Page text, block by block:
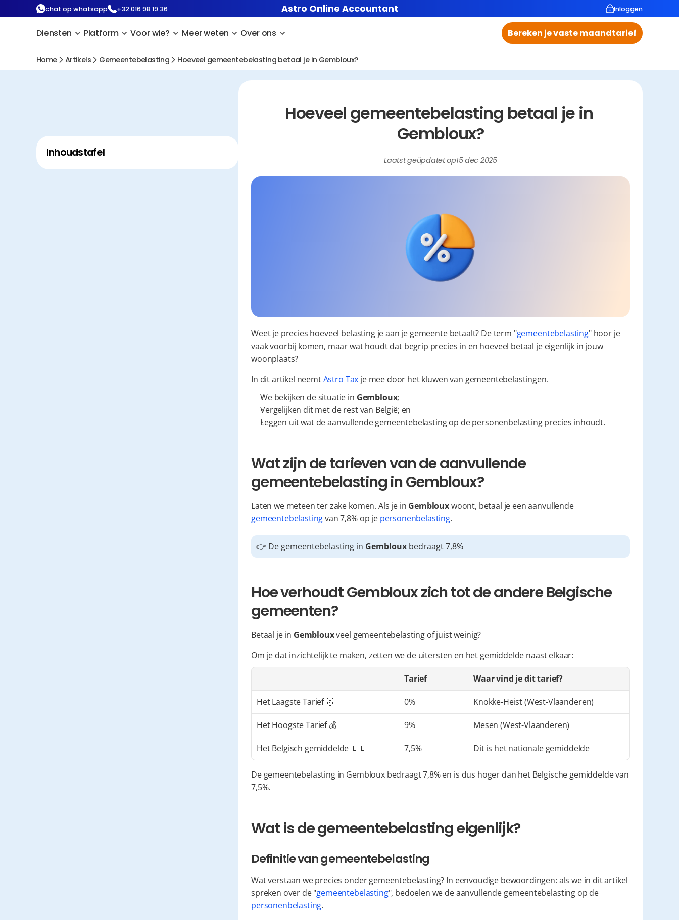
chat op whatsapp +32 016 98 19 36 Astro Online Accountant Inloggen
Diensten Platform Voor wie? Meer weten Over ons Bereken je vaste maandtarief
Home Artikels Gemeentebelasting Hoeveel gemeentebelasting betaal je in Gembloux?
Inhoudstafel
Hoeveel gemeentebelasting betaal je in
Gembloux?
Laatst geüpdatet op15 dec 2025
Weet je precies hoeveel belasting je aan je gemeente betaalt? De term "gemeentebelasting" hoor je
vaak voorbij komen, maar wat houdt dat begrip precies in en hoeveel betaal je eigenlijk in jouw
woonplaats?
In dit artikel neemt Astro Tax je mee door het kluwen van gemeentebelastingen.
We bekijken de situatie in Gembloux;
Vergelijken dit met de rest van België; en
Leggen uit wat de aanvullende gemeentebelasting op de personenbelasting precies inhoudt.
Wat zijn de tarieven van de aanvullende
gemeentebelasting in Gembloux?
Laten we meteen ter zake komen. Als je in Gembloux
woont, betaal je een aanvullende
gemeentebelasting van 7,8% op je personenbelasting.
👉 De gemeentebelasting in Gembloux bedraagt 7,8%
Hoe verhoudt Gembloux zich tot de andere Belgische
gemeenten?
Betaal je in Gembloux veel gemeentebelasting of juist weinig?
Om je dat inzichtelijk te maken, zetten we de uitersten en het gemiddelde naast elkaar:
Tarief Waar vind je dit tarief?
Het Laagste Tarief 🥇 0% Knokke-Heist (West-Vlaanderen)
Het Hoogste Tarief 💰 9% Mesen (West-Vlaanderen)
Het Belgisch gemiddelde 🇧🇪 7,5% Dit is het nationale gemiddelde
De gemeentebelasting in Gembloux bedraagt 7,8% en is dus hoger dan het Belgische gemiddelde van
7,5%.
Wat is de gemeentebelasting eigenlijk?
Definitie van gemeentebelasting
Wat verstaan we precies onder gemeentebelasting? In eenvoudige bewoordingen: als we in dit artikel
spreken over de "gemeentebelasting
personenbelasting.